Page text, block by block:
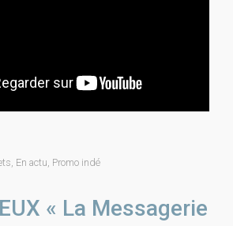
, En actu, Promo indé
« La Messagerie